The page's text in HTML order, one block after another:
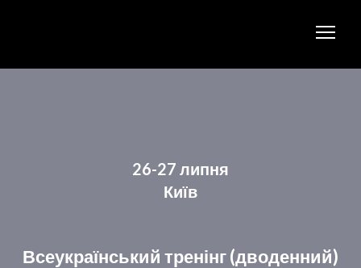
26-27 липня
Київ
Всеукраїнський тренінг (дводенний)